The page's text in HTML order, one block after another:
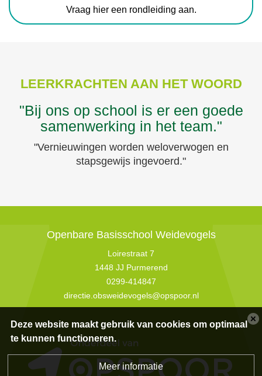
Vraag hier een rondleiding aan.
LEERKRACHTEN AAN HET WOORD
"Bij ons op school is er een goede
samenwerking in het team."
"Vernieuwingen worden weloverwogen en
stapsgewijs ingevoerd."
Openbare Basisschool Weidevogels
Loirestraat 7
1448 JJ Purmerend
0299-414847
directie.obsweidevogels@opspoor.nl
Deze website maakt gebruik van cookies om optimaal
te kunnen functioneren.
Meer informatie